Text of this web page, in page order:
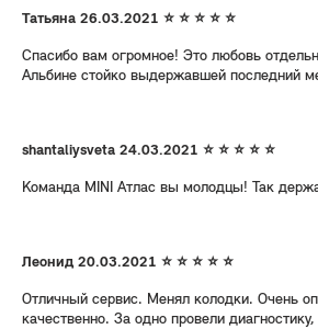
Татьяна 26.03.2021 ⭐ ⭐ ⭐ ⭐ ⭐
Спасибо вам огромное! Это любовь
Альбине стойко выдержавшей последний
shantaliysveta 24.03.2021 ⭐ ⭐ ⭐ ⭐ ⭐
Команда MINI Атлас вы молодцы! Так
Леонид 20.03.2021 ⭐ ⭐ ⭐ ⭐ ⭐
Отличный сервис. Менял колодки. Очень
качественно. За одно провели